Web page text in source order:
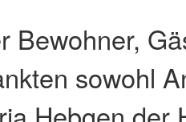
Bewohner,
sowohl